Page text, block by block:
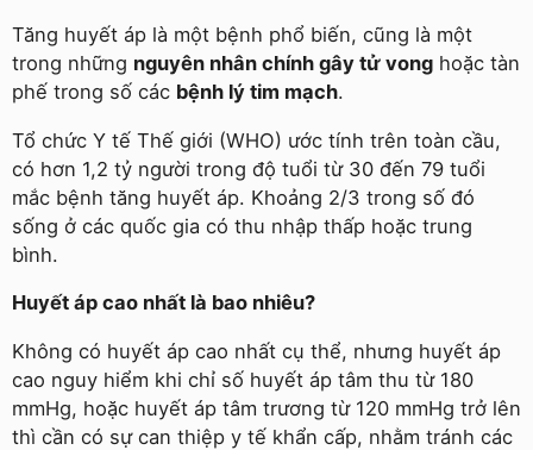
Tăng huyết áp là một bệnh phổ biến, cũng là một
trong những nguyên nhân chính gây tử vong hoặc tàn
phế trong số các bệnh lý tim mạch.
Tổ chức Y tế Thế giới (WHO) ước tính trên toàn cầu,
có hơn 1,2 tỷ người trong độ tuổi từ 30 đến 79 tuổi
mắc bệnh tăng huyết áp. Khoảng 2/3 trong số đó
sống ở các quốc gia có thu nhập thấp hoặc trung
bình.
Huyết áp cao nhất là bao nhiêu?
Không có huyết áp cao nhất cụ thể, nhưng huyết áp
cao nguy hiểm khi chỉ số huyết áp tâm thu từ 180
mmHg, hoặc huyết áp tâm trương từ 120 mmHg trở lên
thì cần có sự can thiệp y tế khẩn cấp, nhằm tránh các